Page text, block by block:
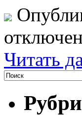
Читать